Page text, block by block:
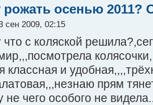
рожать осенью 2011?
сен 2009, 02:15
с коляской
классная и
прям
не чего особого не